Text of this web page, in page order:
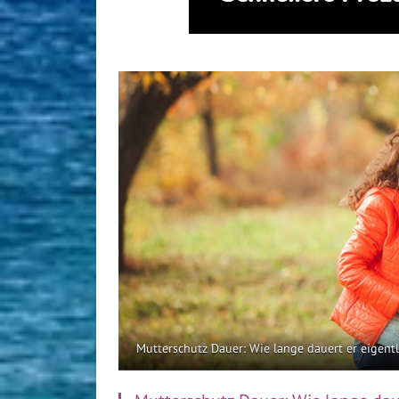
Mutterschutz Dauer: Wie lange dauert er